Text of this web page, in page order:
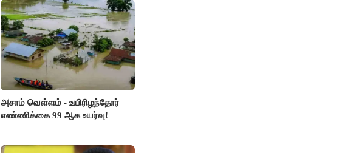
அசாம் வெள்ளம் - உயிரிழந்தோர்
எண்ணிக்கை 99 ஆக உயர்வு!